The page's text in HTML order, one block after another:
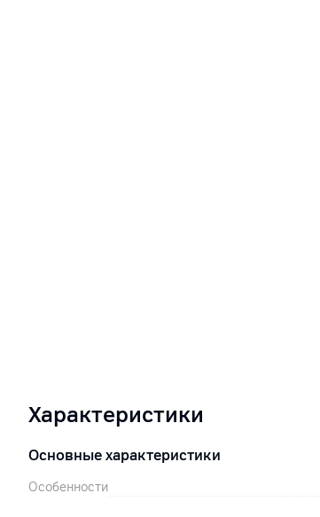
Характеристики
Основные характеристики
Особенности